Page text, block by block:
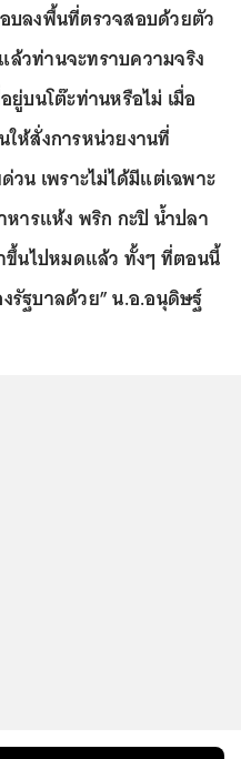
บลงพื้นที่ตรวจสอบด้วยตัว
ล้วท่านจะทราบความจริง
บนโต๊ะท่านหรือไม่ เมื่อ
ห้สั่งการหน่วยงานที่
วน เพราะไม่ได้มีแต่เฉพาะ
ารแห้ง พริก กะปิ น้ำปลา
ขึ้นไปหมดแล้ว ทั้งๆ ที่ตอนนี้
รัฐบาลด้วย” น.อ.อนุดิษฐ์